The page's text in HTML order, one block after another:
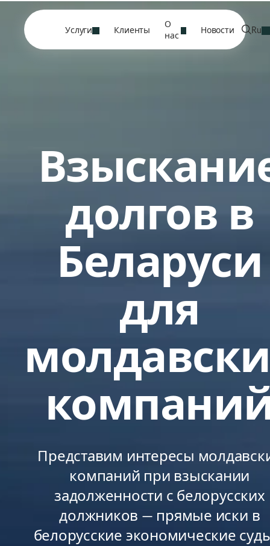
Услуги Клиенты
О
нас
Новости Ru
долгов в
Беларуси
для
Представим интересы
компаний при взыскании
задолженности с белорусских
должников — прямые иски в
белорусские экономические